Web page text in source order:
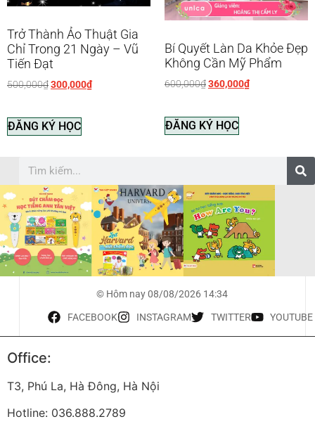
Trở Thành Ảo Thuật Gia
Chỉ Trong 21 Ngày – Vũ
Tiến Đạt
500,000₫300,000₫
ĐĂNG KÝ HỌC
Bí Quyết Làn Da Khỏe Đẹp
Không Cần Mỹ Phẩm
600,000₫360,000₫
ĐĂNG KÝ HỌC
© Hôm nay 08/08/2026 14:34
FACEBOOK INSTAGRAM TWITTER YOUTUBE
Office:
T3, Phú La, Hà Đông, Hà Nội
Hotline: 036.888.2789